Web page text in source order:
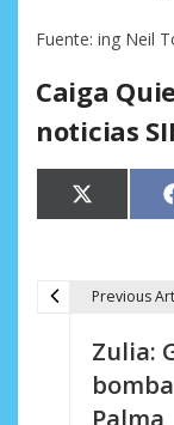
Fuente: ing Neil
Caiga
noticias
Compartir
en
X
(Twitter)
Previous
Zulia:
Palma